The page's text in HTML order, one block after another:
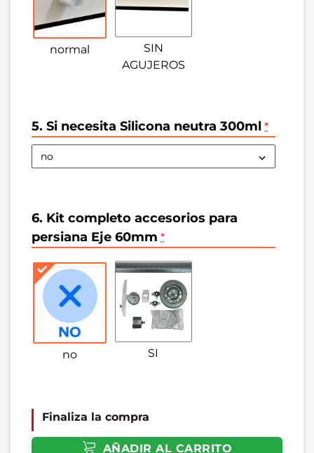
normal
SIN
AGUJEROS
5. Si necesita Silicona neutra 300ml *
6. Kit completo accesorios para
persiana Eje 60mm *
no SI
Finaliza la compra
AÑADIR AL CARRITO